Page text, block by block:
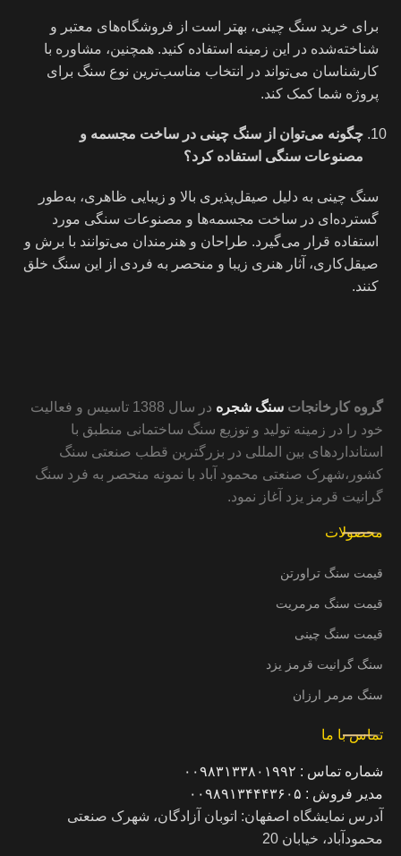
برای خرید سنگ چینی، بهتر است از فروشگاه‌های معتبر و
شناخته‌شده در این زمینه استفاده کنید. همچنین، مشاوره با
کارشناسان می‌تواند در انتخاب مناسب‌ترین نوع سنگ برای
پروژه شما کمک کند.
چگونه می‌توان از سنگ چینی در ساخت مجسمه و
مصنوعات سنگی استفاده کرد؟
سنگ چینی به دلیل صیقل‌پذیری بالا و زیبایی ظاهری، به‌طور
گسترده‌ای در ساخت مجسمه‌ها و مصنوعات سنگی مورد
استفاده قرار می‌گیرد. طراحان و هنرمندان می‌توانند با برش و
صیقل‌کاری، آثار هنری زیبا و منحصر به فردی از این سنگ خلق
کنند.
گروه کارخانجاتسنگ شجره
در سال 1388 تاسیس و فعالیت
خود را در زمینه تولید و توزیع سنگ ساختمانی منطبق با
استانداردهای بین المللی در بزرگترین قطب صنعتی سنگ
کشور،شهرک صنعتی محمود آباد با نمونه منحصر به فرد سنگ
گرانیت قرمز یزد آغاز نمود.
محصولات
قیمت سنگ تراورتن
قیمت سنگ مرمریت
قیمت سنگ چینی
سنگ گرانیت قرمز یزد
سنگ مرمر ارزان
تماس با ما
شماره تماس : ۰۰۹۸۳۱۳۳۸۰۱۹۹۲
مدیر فروش : ۰۰۹۸۹۱۳۴۴۴۳۶۰۵
آدرس نمایشگاه اصفهان: اتوبان آزادگان، شهرک صنعتی
محمودآباد، خیابان 20